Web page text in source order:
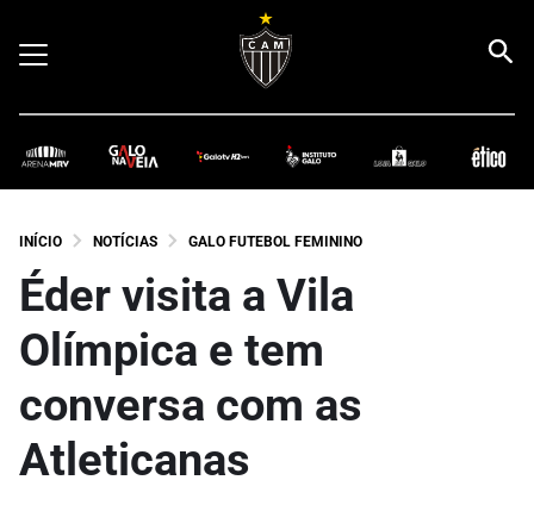
INÍCIO NOTÍCIAS GALO FUTEBOL FEMININO
Éder visita a Vila
Olímpica e tem
conversa com as
Atleticanas